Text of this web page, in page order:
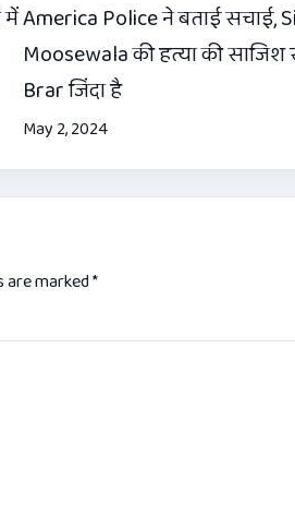
मेंAmerica Police ने बताई सचाई,
Moosewala की हत्या की
Brar जिंदा है
May 2, 2024
are marked*